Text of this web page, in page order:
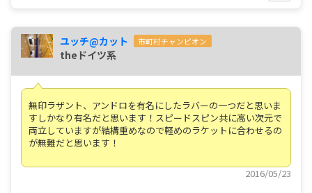
ユッチ@カット 市町村チャンピオン
theドイツ系
無印ラザント、アンドロを有名にしたラバーの一つだと思いま
すしかなり有名だと思います！スピードスピン共に高い次元で
両立していますが結構重めなので軽めのラケットに合わせるの
が無難だと思います！
2016/05/23